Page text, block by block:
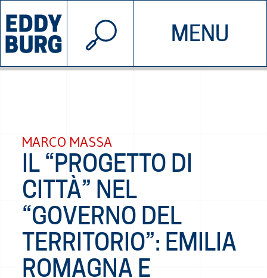
MENU
INIZIATIVE CHI SIAMO
© 2026 EDDYBURG
MARCO MASSA
IL “PROGETTO DI
CITTÀ” NEL
“GOVERNO DEL
TERRITORIO”: EMILIA
ROMAGNA E